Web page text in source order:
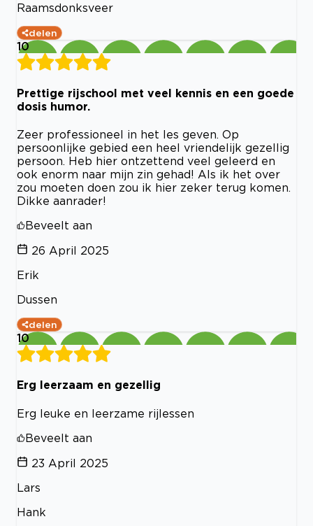
Raamsdonksveer
delen
10
Prettige rijschool met veel kennis en een goede
dosis humor.
Zeer professioneel in het les geven. Op
persoonlijke gebied een heel vriendelijk gezellig
persoon. Heb hier ontzettend veel geleerd en
ook enorm naar mijn zin gehad! Als ik het over
zou moeten doen zou ik hier zeker terug komen.
Dikke aanrader!
Beveelt aan
26 April 2025
Erik
Dussen
delen
10
Erg leerzaam en gezellig
Erg leuke en leerzame rijlessen
Beveelt aan
23 April 2025
Lars
Hank